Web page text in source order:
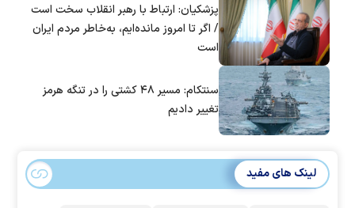
پزشکیان: ارتباط با رهبر انقلاب سخت است
/ اگر تا امروز مانده‌ایم، به‌خاطر مردم ایران
است
سنتکام: مسیر ۴۸ کشتی را در تنگه هرمز
تغییر دادیم
لینک های مفید